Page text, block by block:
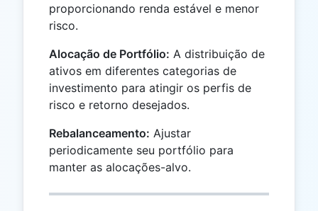
proporcionando renda estável e menor
risco.
Alocação de Portfólio: A distribuição de
ativos em diferentes categorias de
investimento para atingir os perfis de
risco e retorno desejados.
Rebalanceamento: Ajustar
periodicamente seu portfólio para
manter as alocações-alvo.